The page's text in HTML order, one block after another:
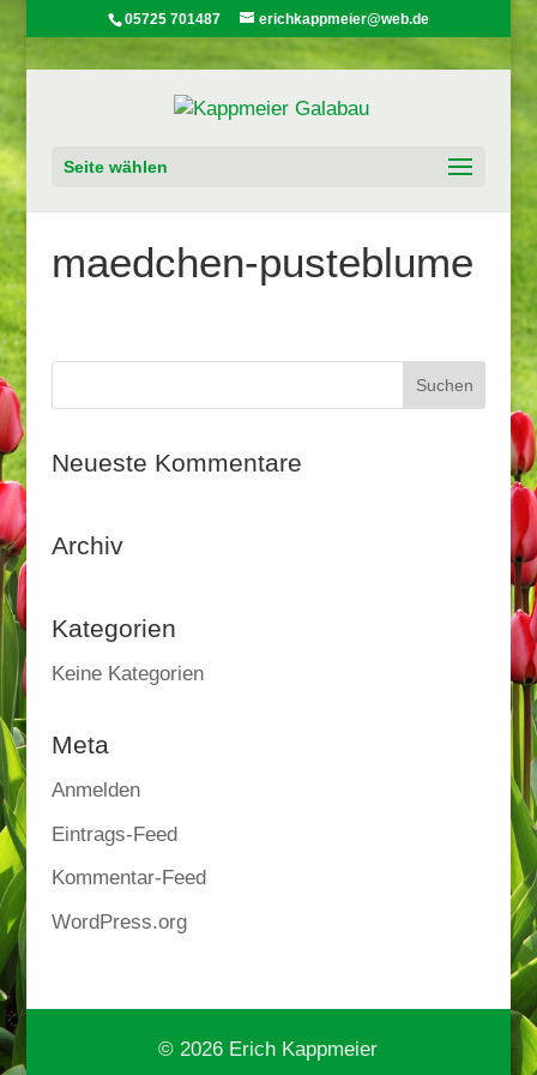
05725 701487 erichkappmeier@web.de
Seite wählen
maedchen-pusteblume
Neueste Kommentare
Archiv
Kategorien
Keine Kategorien
Meta
Anmelden
Eintrags-Feed
Kommentar-Feed
WordPress.org
© 2026 Erich Kappmeier